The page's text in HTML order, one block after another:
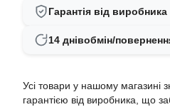
Гарантія від виробника
14 днівобмін/
Усі товари у нашому магазині
гарантією від виробника, що